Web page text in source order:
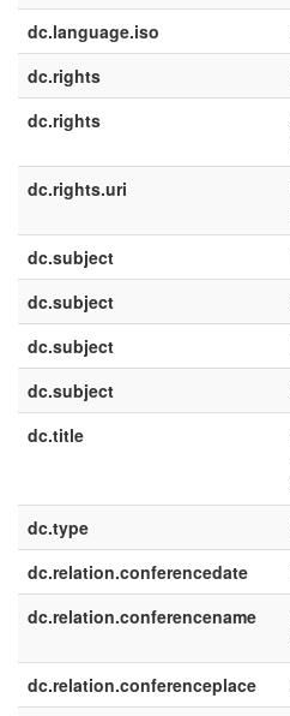
dc.language.iso
dc.rights
dc.rights
dc.rights.uri
dc.subject
dc.subject
dc.subject
dc.subject
dc.title
dc.type
dc.relation.conferencedate
dc.relation.conferencename
dc.relation.conferenceplace